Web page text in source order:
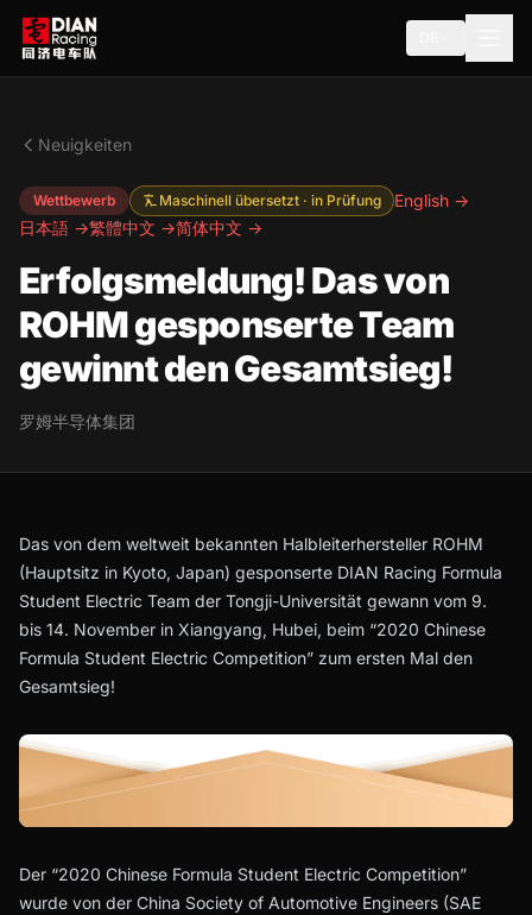
Neuigkeiten
Wettbewerb Maschinell übersetzt · in Prüfung
English →
日本語 →繁體中文 →简体中文 →
Erfolgsmeldung! Das von
ROHM gesponserte Team
gewinnt den Gesamtsieg!
罗姆半导体集团
Das von dem weltweit bekannten Halbleiterhersteller ROHM
(Hauptsitz in Kyoto, Japan) gesponserte DIAN Racing Formula
Student Electric Team der Tongji-Universität gewann vom 9.
bis 14. November in Xiangyang, Hubei, beim “2020 Chinese
Formula Student Electric Competition” zum ersten Mal den
Gesamtsieg!
Der “2020 Chinese Formula Student Electric Competition”
wurde von der China Society of Automotive Engineers (SAE